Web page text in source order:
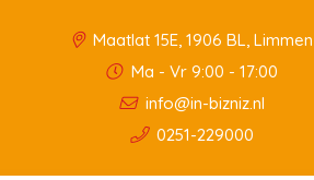
Maatlat 15E, 1906 BL, Limmen
Ma - Vr 9:00 - 17:00
info@in-bizniz.nl
0251-229000